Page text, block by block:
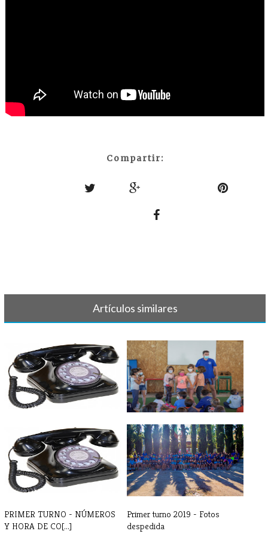
Compartir:
Artículos similares
PRIMER TURNO 2023 -
TELÉFONOS DE CO[...]
PRIMER TURNO 2021 - DÍA 1
PRIMER TURNO - NÚMEROS
Y HORA DE CO[...]
Primer turno 2019 - Fotos
despedida